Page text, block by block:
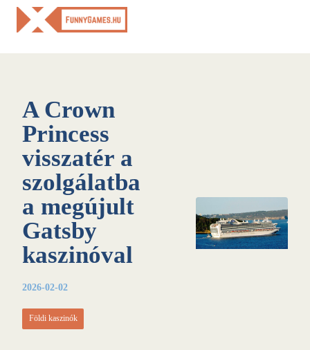
Skip
A Crown
Princess
visszatér a
szolgálatba
a megújult
Gatsby
kaszinóval
2026-02-02
Földi kaszinók